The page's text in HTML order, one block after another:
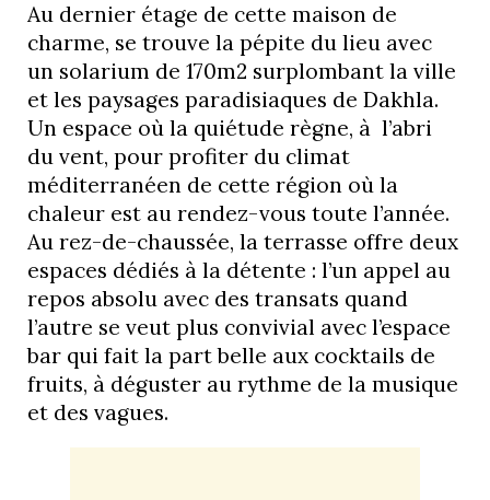
Au dernier étage de cette maison de
charme, se trouve la pépite du lieu avec
un solarium de 170m2 surplombant la ville
et les paysages paradisiaques de Dakhla.
Un espace où la quiétude règne, à l’abri
du vent, pour profiter du climat
méditerranéen de cette région où la
chaleur est au rendez-vous toute l’année.
Au rez-de-chaussée, la terrasse offre deux
espaces dédiés à la détente : l’un appel au
repos absolu avec des transats quand
l’autre se veut plus convivial avec l’espace
bar qui fait la part belle aux cocktails de
fruits, à déguster au rythme de la musique
et des vagues.